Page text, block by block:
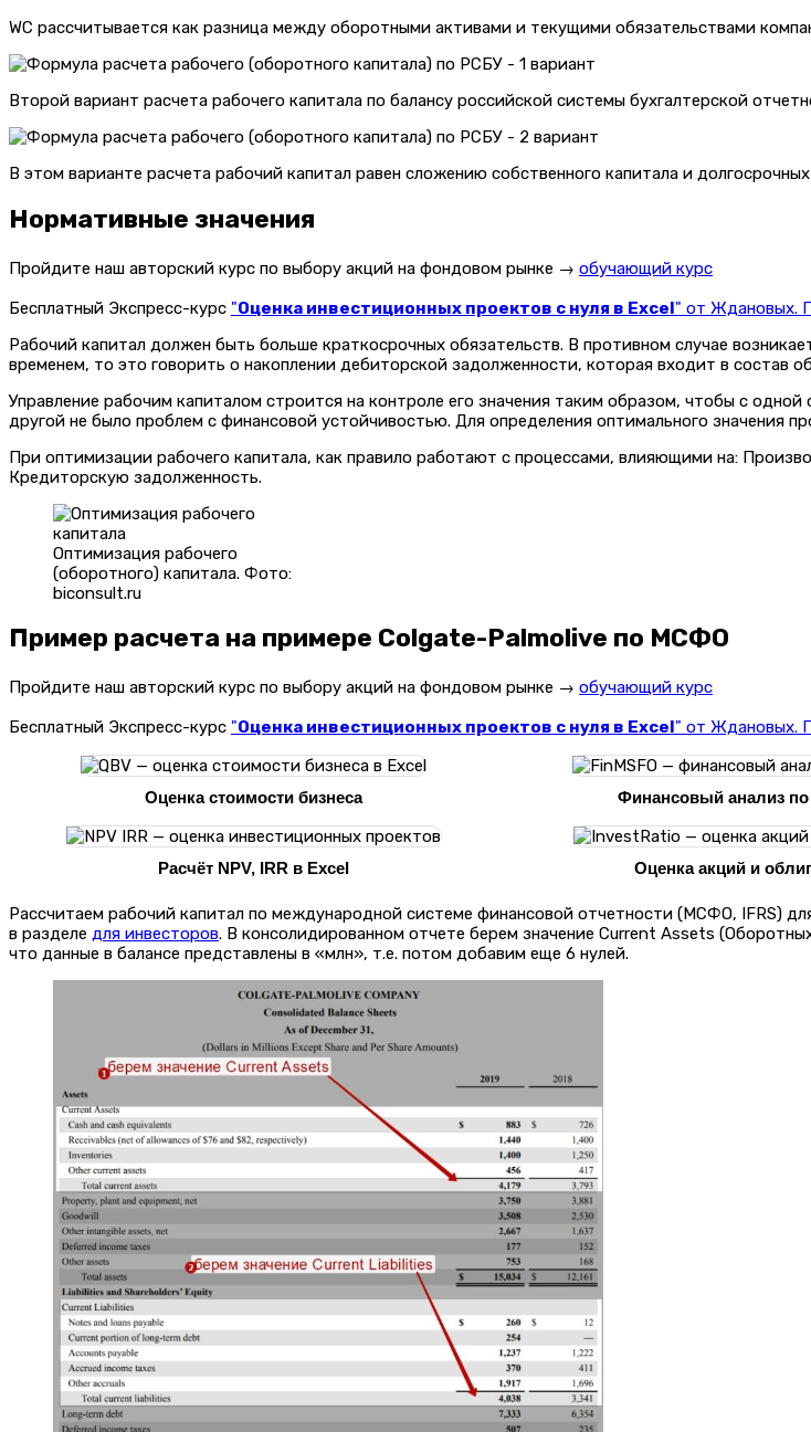
WC рассчитывается как разница между оборотными активами и текущими обязательствами
Второй вариант расчета рабочего капитала по балансу российской системы бухгалтерской
В этом варианте расчета рабочий капитал равен сложению собственного капитала и
Нормативные значения
Пройдите наш авторский курс по выбору акций на фондовом рынке → обучающий курс
Бесплатный Экспресс-курс "Оценка инвестиционных проектов с нуля в Excel" от Ждановых.
Рабочий капитал должен быть больше краткосрочных обязательств. В противном случае
временем, то это говорить о накоплении дебиторской задолженности, которая входит в состав
Управление рабочим капиталом строится на контроле его значения таким образом, чтобы с
другой не было проблем с финансовой устойчивостью. Для определения оптимального значения
При оптимизации рабочего капитала, как правило работают с процессами, влияющими на:
Кредиторскую задолженность.
Оптимизация рабочего
(оборотного) капитала. Фото:
biconsult.ru
Пример расчета на примере Colgate-Palmolive по МСФО
Пройдите наш авторский курс по выбору акций на фондовом рынке → обучающий курс
Бесплатный Экспресс-курс "Оценка инвестиционных проектов с нуля в Excel" от Ждановых.
Оценка стоимости бизнеса Финансовый анализ
Расчёт NPV, IRR в Excel Оценка акций и
Рассчитаем рабочий капитал по международной системе финансовой отчетности (МСФО, IFRS)
в разделе для инвесторов. В консолидированном отчете берем значение Current Assets
что данные в балансе представлены в «млн», т.е. потом добавим еще 6 нулей.